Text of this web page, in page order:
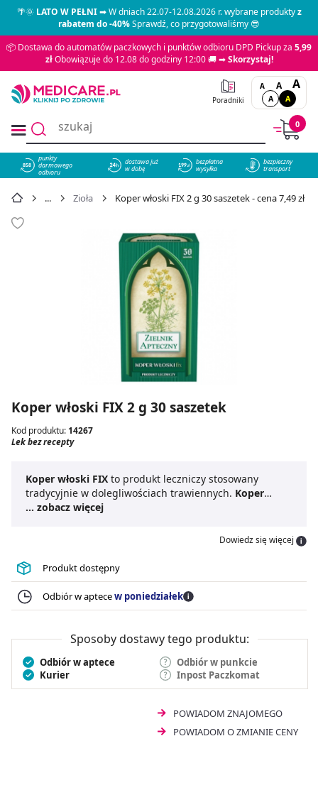
🌴🌞LATO W PEŁNI➡ W dniach 22.07-12.08.2026 r. wybrane produktyz
rabatem do -40%Sprawdź, co przygotowaliśmy 😎
📦 Dostawa do automatów paczkowych i punktów odbioru DPD Pickup za 5,99
złObowiązuje do 12.08 do godziny 12:00 🚚 ➡Skorzystaj!
Poradniki
A A A
A A
0
858
punkty
darmowego
odbioru
dostawa już
w dobę
bezpłatna
wysyłka
bezpieczny
transport
Zioła Koper włoski FIX 2 g 30 saszetek - cena 7,49 zł
Koper włoski FIX 2 g 30 saszetek
Kod produktu: 14267
Lek bez recepty
Koper włoski FIX to produkt leczniczy stosowany
tradycyjnie w dolegliwościach trawiennych. Koper
włoskiwykazuje działanie przeciwskurczowe i
dolegliwościach żołądka i jelit, uczuciu pełności i
wzdęciach. Również tradycyjnie w nieżytach górnych
dróg oddechowych jako środek wykrztuśny.
kopru włoskiego
może być stosowana u dzieci od 4
roku życia w postaci łagodnego naparu.
... zobacz więcej
Dowiedz się więcej
Produkt dostępny
Odbiór w aptecew poniedziałek
Sposoby dostawy tego produktu:
Odbiór w aptece
Odbiór w punkcie
Kurier
Inpost Paczkomat
POWIADOM ZNAJOMEGO
POWIADOM O ZMIANIE CENY